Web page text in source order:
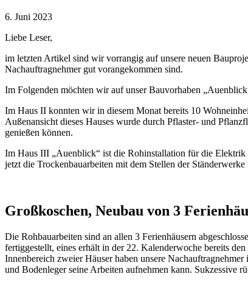
6. Juni 2023
Liebe Leser,
im letzten Artikel sind wir vorrangig auf unsere neuen
Nachauftragnehmer gut vorangekommen sind.
Im Folgenden möchten wir auf unser Bauvorhaben
Im Haus II konnten wir in diesem Monat bereits 10
Außenansicht dieses Hauses wurde durch Pflaster- und
genießen können.
Im Haus III „Auenblick“ ist die Rohinstallation für die Elektrik
jetzt die Trockenbauarbeiten mit dem Stellen der
Großkoschen, Neubau von 3
Die Rohbauarbeiten sind an allen 3 Ferienhäusern
fertiggestellt, eines erhält in der 22. Kalenderwoche bereits
Innenbereich zweier Häuser haben unsere
und Bodenleger seine Arbeiten aufnehmen kann. Sukzessive